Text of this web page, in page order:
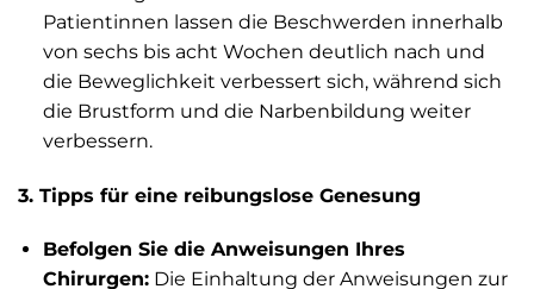
Patientinnen lassen die Beschwerden innerhalb
von sechs bis acht Wochen deutlich nach und
die Beweglichkeit verbessert sich, während sich
die Brustform und die Narbenbildung weiter
verbessern.
3. Tipps für eine reibungslose Genesung
Befolgen Sie die Anweisungen Ihres
Chirurgen:Die Einhaltung der Anweisungen zur